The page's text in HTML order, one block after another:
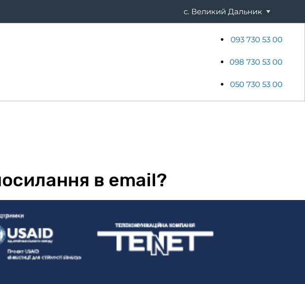
c. Великий Дальник
093 730 53 00
098 730 53 00
050 730 53 00
в email?